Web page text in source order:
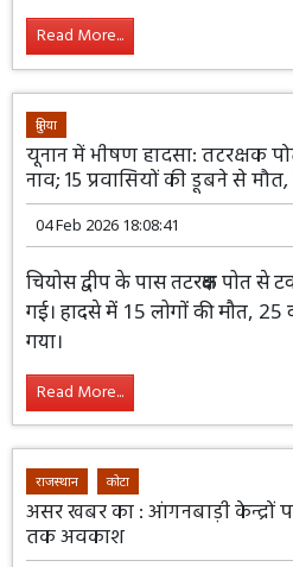
Read More...
दुनिया
यूनान में भीषण हादसा: तटरक्षक
नाव; 15 प्रवासियों की डूबने से
04 Feb 2026 18:08:41
चियोस द्वीप के पास तटरक्षक पोत से
गई। हादसे में 15 लोगों की मौत,
गया।
Read More...
राजस्थान कोटा
असर खबर का : आंगनबाड़ी केन्द्रों
तक अवकाश